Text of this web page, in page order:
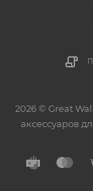
2026 © Great
аксессуаров